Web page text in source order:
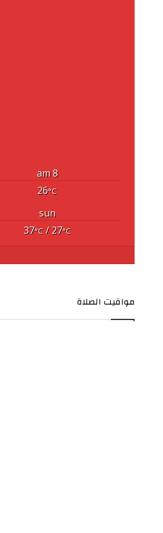
8 am
26°C
sun
37°C/ 27°C
مواقيت الصلاة